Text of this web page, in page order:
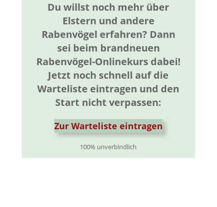
Du willst noch mehr über
Elstern und andere
Rabenvögel erfahren? Dann
sei beim brandneuen
Rabenvögel-Onlinekurs dabei!
Jetzt noch schnell auf die
Warteliste eintragen und den
Start nicht verpassen:
Zur Warteliste eintragen
100% unverbindlich